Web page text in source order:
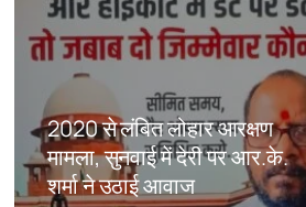
2020 से लंबित लोहार आरक्षण
मामला, सुनवाई में देरी पर आर.के.
शर्मा ने उठाई आवाज